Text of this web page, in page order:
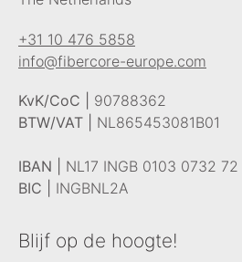
+31 10 476 5858
info@fibercore-europe.com
KvK/CoC | 90788362
BTW/VAT | NL865453081B01
IBAN | NL17 INGB 0103 0732 72
BIC | INGBNL2A
Blijf op de hoogte!